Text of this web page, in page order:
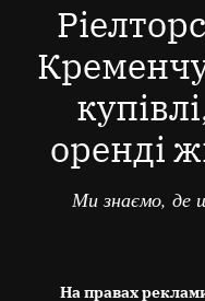
оренді
Ми знаємо, де
На правах